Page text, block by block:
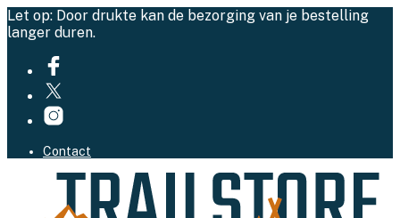
Let op: Door drukte kan de bezorging van je bestelling
langer duren.
Contact